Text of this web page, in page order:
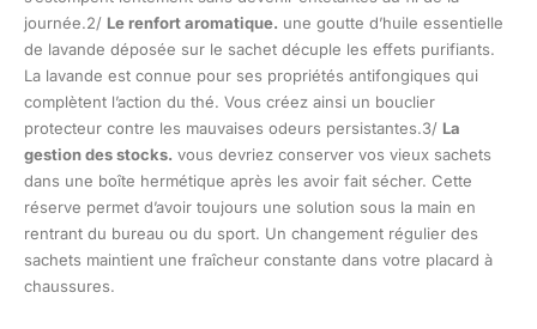
journée.2/ Le renfort aromatique. une goutte d’huile essentielle
de lavande déposée sur le sachet décuple les effets purifiants.
La lavande est connue pour ses propriétés antifongiques qui
complètent l’action du thé. Vous créez ainsi un bouclier
protecteur contre les mauvaises odeurs persistantes.3/ La
gestion des stocks. vous devriez conserver vos vieux sachets
dans une boîte hermétique après les avoir fait sécher. Cette
réserve permet d’avoir toujours une solution sous la main en
rentrant du bureau ou du sport. Un changement régulier des
sachets maintient une fraîcheur constante dans votre placard à
chaussures.